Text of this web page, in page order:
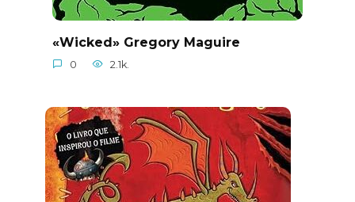
«Wicked» Gregory Maguire
0 2.1k.